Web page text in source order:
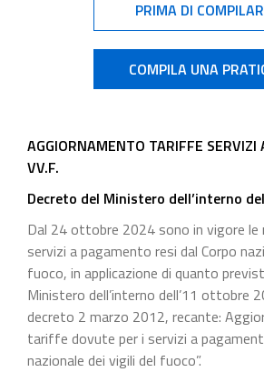
PRIMA DI
COMPILA UNA
AGGIORNAMENTO TARIFFE SERVIZI
VV.F.
Decreto del Ministero dell’interno
Dal 24 ottobre 2024 sono in vigore
servizi a pagamento resi dal Corpo
fuoco, in applicazione di quanto
Ministero dell’interno dell’11 ottobre
decreto 2 marzo 2012, recante:
tariffe dovute per i servizi a
nazionale dei vigili del fuoco”.